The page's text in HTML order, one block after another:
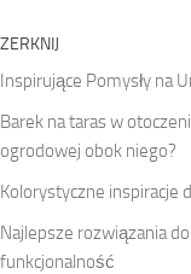
ZERKNIJ
Inspirujące Pomysły na
Barek na taras w
ogrodowej obok niego?
Kolorystyczne inspiracje
Najlepsze rozwiązania
funkcjonalność